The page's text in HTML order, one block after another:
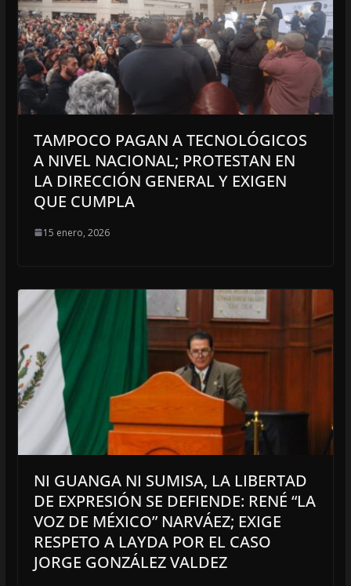
TAMPOCO PAGAN A TECNOLÓGICOS
A NIVEL NACIONAL; PROTESTAN EN
LA DIRECCIÓN GENERAL Y EXIGEN
QUE CUMPLA
15 enero, 2026
NI GUANGA NI SUMISA, LA LIBERTAD
DE EXPRESIÓN SE DEFIENDE: RENÉ “LA
VOZ DE MÉXICO” NARVÁEZ; EXIGE
RESPETO A LAYDA POR EL CASO
JORGE GONZÁLEZ VALDEZ